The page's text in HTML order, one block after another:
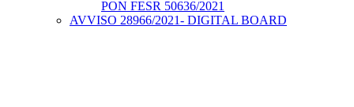
PON FESR 50636/2021
AVVISO 28966/2021- DIGITAL BOARD